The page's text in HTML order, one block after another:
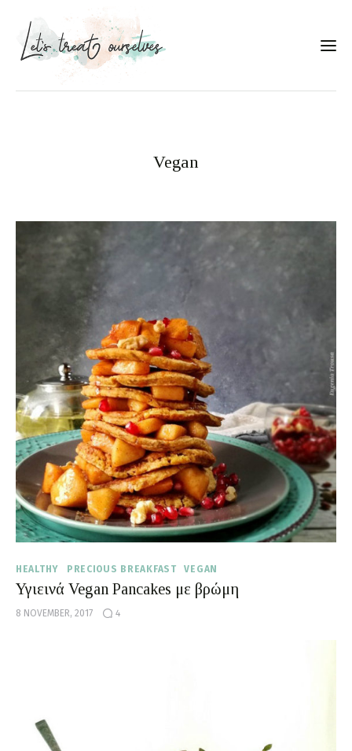
Services
Food photography tips
Επικοινωνία
Συνεργασίες
Moments of Mine
FAQ
Vegan
HEALTHY PRECIOUS BREAKFAST VEGAN
Υγιεινά Vegan Pancakes με βρώμη
8 NOVEMBER, 2017 4